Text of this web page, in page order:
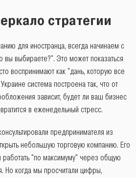
стратегии
для иностранца, всегда начинаем с
вы выбираете?". Это может показаться
воспринимают как "дань, которую все
система построена так, что от
зависит, будет ли ваш бизнес
в еженедельный стресс.
предпринимателя из
небольшую торговую компанию. Его
"по максимуму" через общую
Но когда мы просчитали цифры,